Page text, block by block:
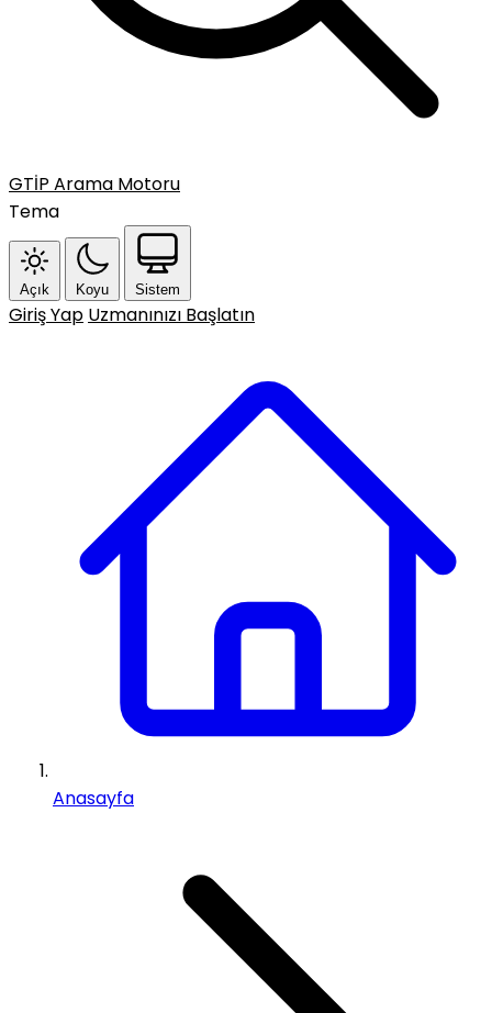
GTİP Arama Motoru
Tema
Açık Koyu Sistem
Giriş Yap Uzmanınızı Başlatın
Anasayfa